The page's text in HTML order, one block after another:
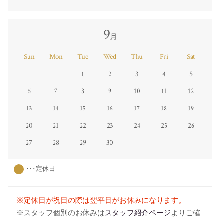
9月
Sun Mon Tue Wed Thu Fri
Sat
1
2 3 4
5
6
7 8 9 10 11
12
13
14 15 16 17 18
19
20
21 22 23 24 25
26
27
28 29 30
･･･定休日
※定休日が祝日の際は翌平日がお休みになります。
※スタッフ個別のお休みはスタッフ紹介ページよりご確